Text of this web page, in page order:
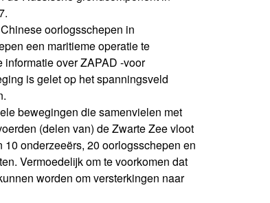
oorlogsschepen in
een maritieme operatie te
over ZAPAD -voor
is gelet op het spanningsveld
bewegingen die samenvielen met
(delen van) de Zwarte Zee vloot
onderzeeërs, 20 oorlogsschepen en
Vermoedelijk om te voorkomen dat
worden om versterkingen naar